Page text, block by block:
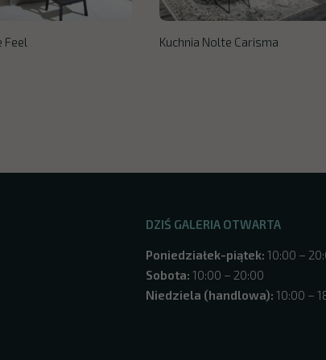
Feel Kuchnia Nolte Carisma
DZIŚ GALERIA OTWARTA
Poniedziałek-piątek: 10:00 –
Sobota: 10:00 – 20:00
Niedziela (handlowa): 10:00 –